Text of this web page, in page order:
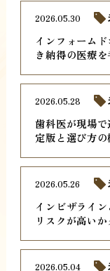
インフォーム
き納得の医療
2026.05.30
歯科医が現場
定版と選び方の
2026.05.28
インビザライ
リスクが高い
2026.05.26
2026.05.04